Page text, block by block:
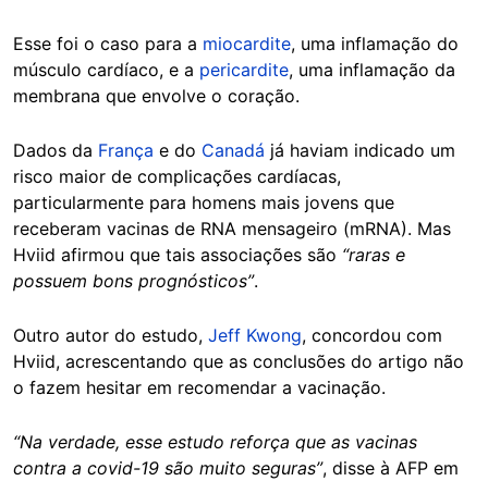
Esse foi o caso para a miocardite, uma inflamação do
músculo cardíaco, e a pericardite, uma inflamação da
membrana que envolve o coração.
Dados da França e do Canadá já haviam indicado um
risco maior de complicações cardíacas,
particularmente para homens mais jovens que
receberam vacinas de RNA mensageiro (mRNA). Mas
Hviid afirmou que tais associações são “raras e
possuem bons prognósticos”.
Outro autor do estudo, Jeff Kwong, concordou com
Hviid, acrescentando que as conclusões do artigo não
o fazem hesitar em recomendar a vacinação.
“Na verdade, esse estudo reforça que as vacinas
contra a covid-19 são muito seguras”, disse à AFP em